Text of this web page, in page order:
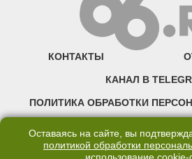
КОНТАКТЫ
КАНАЛ В
ПОЛИТИКА ОБРАБОТКИ
Оставаясь на сайте, вы
политикой обработки